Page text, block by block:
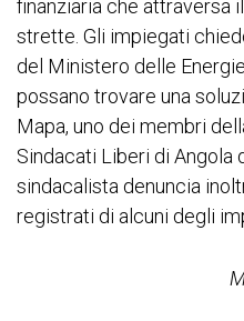
finanziaria che attraversa
strette. Gli impiegati
del Ministero delle
possano trovare una
Mapa, uno dei membri
Sindacati Liberi di Angola
sindacalista denuncia
registrati di alcuni degli